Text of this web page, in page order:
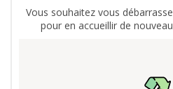
Vous souhaitez vous
pour en accueillir de